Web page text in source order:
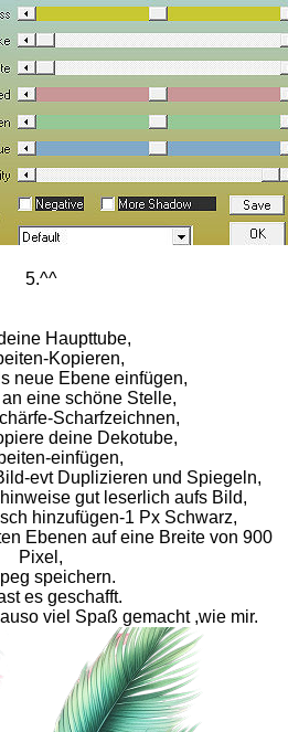
5.^^
Haupttube,
Kopieren,
neue Ebene einfügen,
eine schöne Stelle,
Scharfzeichnen,
deine Dekotube,
einfügen,
evt Duplizieren und Spiegeln,
gut leserlich aufs Bild,
hinzufügen-1 Px Schwarz,
Ebenen auf eine Breite von 900
Pixel,
speichern.
es geschafft.
viel Spaß gemacht ,wie mir.